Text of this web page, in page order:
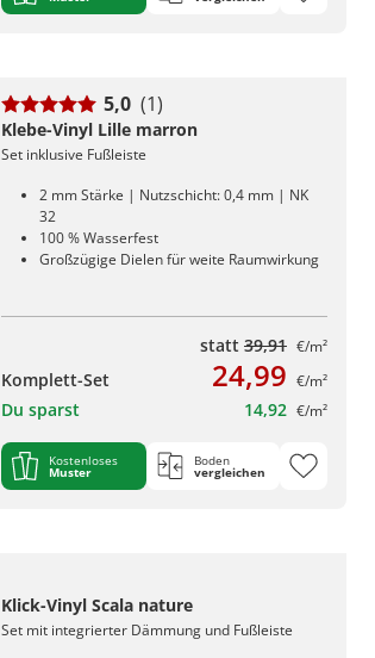
5,0 (1)
Klebe-Vinyl Lille marron
Set inklusive Fußleiste
2 mm Stärke | Nutzschicht: 0,4 mm | NK
32
100 % Wasserfest
Großzügige Dielen für weite Raumwirkung
statt 39,91 €/m²
Komplett-Set 24,99 €/m²
Du sparst 14,92 €/m²
Kostenloses
Muster
Boden
vergleichen
Klick-Vinyl Scala nature
Set mit integrierter Dämmung und Fußleiste